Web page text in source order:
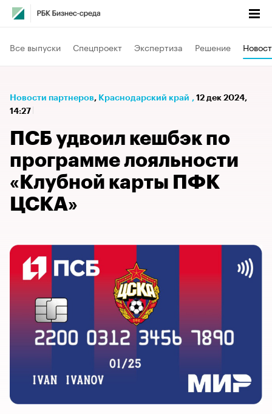
Все выпуски Спецпроект Экспертиза Решение
Новости партнеров⁠, Краснодарский край , 12 дек 2024,
14:27
ПСБ удвоил кешбэк по
программе лояльности
«Клубной карты ПФК
ЦСКА»